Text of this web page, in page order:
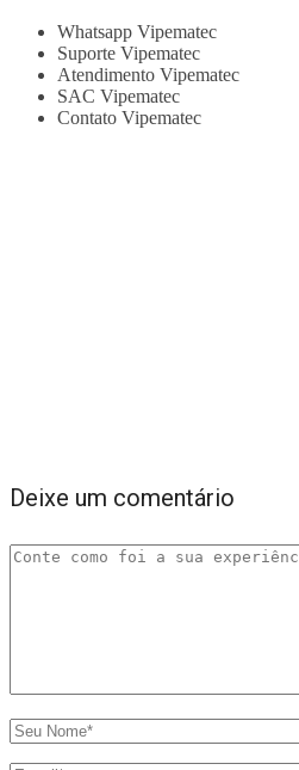
Whatsapp Vipematec
Suporte Vipematec
Atendimento Vipematec
SAC Vipematec
Contato Vipematec
Deixe um comentário